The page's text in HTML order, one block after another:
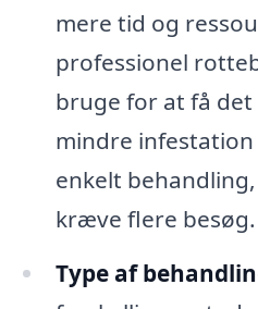
mere tid og
professionel
bruge for at få
mindre
enkelt
kræve flere besøg.
Type af